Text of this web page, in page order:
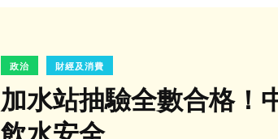
政治 財經及消費
加水站抽驗全數合格！